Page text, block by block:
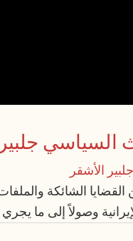
السياسي
جلبير الأشقر
الشائكة
وصولاً إلى ما